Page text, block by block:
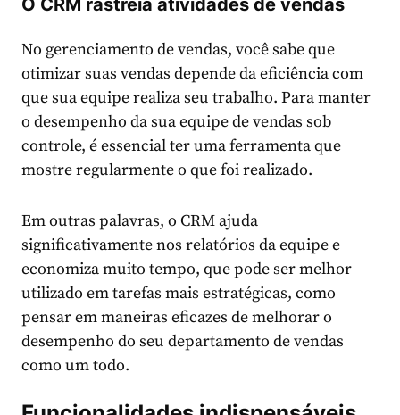
O CRM rastreia atividades de vendas
No gerenciamento de vendas, você sabe que
otimizar suas vendas depende da eficiência com
que sua equipe realiza seu trabalho. Para manter
o desempenho da sua equipe de vendas sob
controle, é essencial ter uma ferramenta que
mostre regularmente o que foi realizado.
Em outras palavras, o CRM ajuda
significativamente nos relatórios da equipe e
economiza muito tempo, que pode ser melhor
utilizado em tarefas mais estratégicas, como
pensar em maneiras eficazes de melhorar o
desempenho do seu departamento de vendas
como um todo.